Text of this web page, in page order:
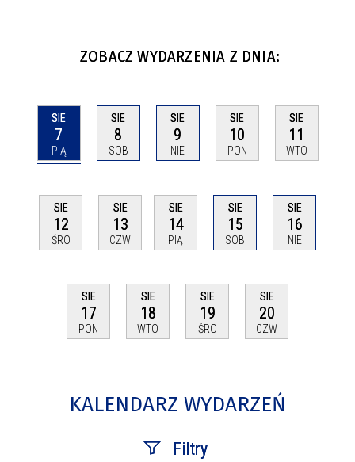
ZOBACZ WYDARZENIA Z DNIA:
SIE
7
PIĄ
SIE
8
SOB
SIE
9
NIE
SIE
10
PON
SIE
11
WTO
SIE
12
ŚRO
SIE
13
CZW
SIE
14
PIĄ
SIE
15
SOB
SIE
16
NIE
SIE
17
PON
SIE
18
WTO
SIE
19
ŚRO
SIE
20
CZW
KALENDARZ WYDARZEŃ
Filtry